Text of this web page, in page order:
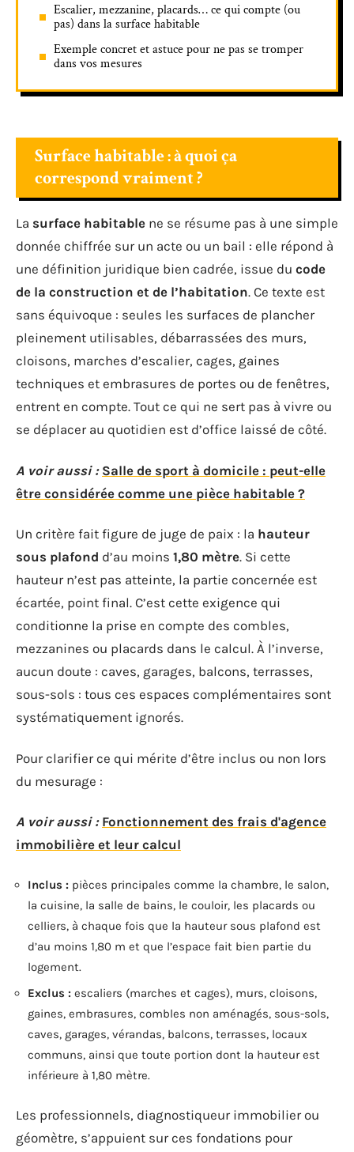
Escalier, mezzanine, placards… ce qui compte (ou
pas) dans la surface habitable
Exemple concret et astuce pour ne pas se tromper
dans vos mesures
Surface habitable : à quoi ça
correspond vraiment ?
La surface habitable ne se résume pas à une simple
donnée chiffrée sur un acte ou un bail : elle répond à
une définition juridique bien cadrée, issue du code
de la construction et de l’habitation. Ce texte est
sans équivoque : seules les surfaces de plancher
pleinement utilisables, débarrassées des murs,
cloisons, marches d’escalier, cages, gaines
techniques et embrasures de portes ou de fenêtres,
entrent en compte. Tout ce qui ne sert pas à vivre ou
se déplacer au quotidien est d’office laissé de côté.
A voir aussi : Salle de sport à domicile : peut-elle
être considérée comme une pièce habitable ?
Un critère fait figure de juge de paix : la hauteur
sous plafond d’au moins 1,80 mètre. Si cette
hauteur n’est pas atteinte, la partie concernée est
écartée, point final. C’est cette exigence qui
conditionne la prise en compte des combles,
mezzanines ou placards dans le calcul. À l’inverse,
aucun doute : caves, garages, balcons, terrasses,
sous-sols : tous ces espaces complémentaires sont
systématiquement ignorés.
Pour clarifier ce qui mérite d’être inclus ou non lors
du mesurage :
A voir aussi : Fonctionnement des frais d'agence
immobilière et leur calcul
Inclus : pièces principales comme la chambre, le salon,
la cuisine, la salle de bains, le couloir, les placards ou
celliers, à chaque fois que la hauteur sous plafond est
d’au moins 1,80 m et que l’espace fait bien partie du
logement.
Exclus : escaliers (marches et cages), murs, cloisons,
gaines, embrasures, combles non aménagés, sous-sols,
caves, garages, vérandas, balcons, terrasses, locaux
communs, ainsi que toute portion dont la hauteur est
inférieure à 1,80 mètre.
Les professionnels, diagnostiqueur immobilier ou
géomètre, s’appuient sur ces fondations pour